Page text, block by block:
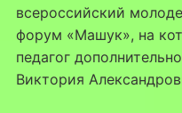
всероссийский
форум «Машук», на
педагог
Виктория